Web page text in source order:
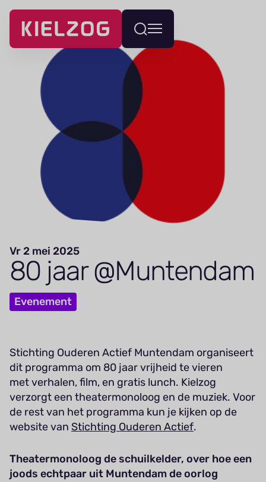
Navigatie
overslaan
Wissel
menu
Vr 2 mei 2025
80 jaar @Muntendam
Evenement
Stichting Ouderen Actief Muntendam organiseert
dit programma om 80 jaar vrijheid te vieren
met verhalen, film, en gratis lunch. Kielzog
verzorgt een theatermonoloog en de muziek. Voor
de rest van het programma kun je kijken op de
website van Stichting Ouderen Actief.
Theatermonoloog de schuilkelder, over hoe een
joods echtpaar uit Muntendam de oorlog